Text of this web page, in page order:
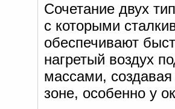
Сочетание двух
с которыми
обеспечивают
нагретый воздух
массами,
зоне, особенно у